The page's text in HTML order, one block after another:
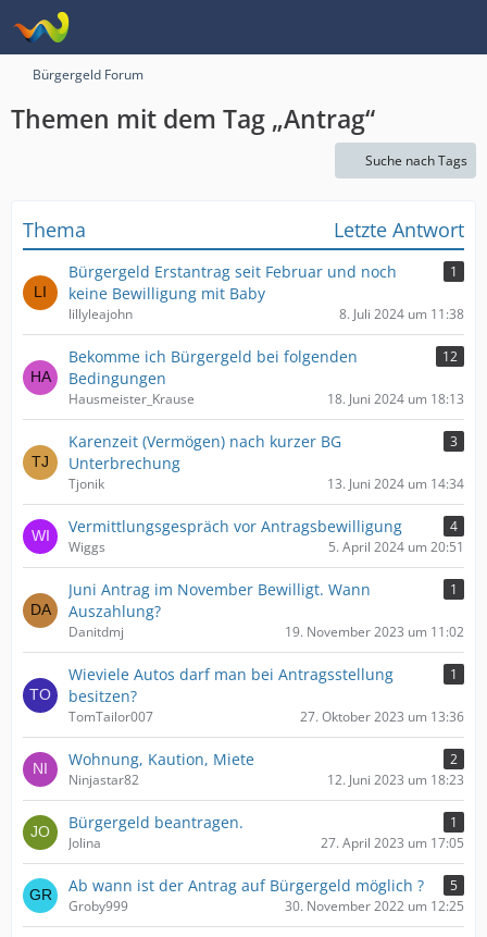
Bürgergeld Forum
Themen mit dem Tag „Antrag“
Suche nach Tags
Thema Letzte Antwort
Bürgergeld Erstantrag seit Februar und noch
keine Bewilligung mit Baby
1
lillyleajohn 8. Juli 2024 um 11:38
Bekomme ich Bürgergeld bei folgenden
Bedingungen
12
Hausmeister_Krause 18. Juni 2024 um 18:13
Karenzeit (Vermögen) nach kurzer BG
Unterbrechung
3
Tjonik 13. Juni 2024 um 14:34
Vermittlungsgespräch vor Antragsbewilligung
4
Wiggs
5. April 2024 um 20:51
Juni Antrag im November Bewilligt. Wann
Auszahlung?
1
Danitdmj 19. November 2023 um 11:02
Wieviele Autos darf man bei Antragsstellung
besitzen?
1
TomTailor007 27. Oktober 2023 um 13:36
Wohnung, Kaution, Miete
2
Ninjastar82
12. Juni 2023 um 18:23
Bürgergeld beantragen.
1
Jolina
27. April 2023 um 17:05
Ab wann ist der Antrag auf Bürgergeld möglich ?
5
Groby999
30. November 2022 um 12:25